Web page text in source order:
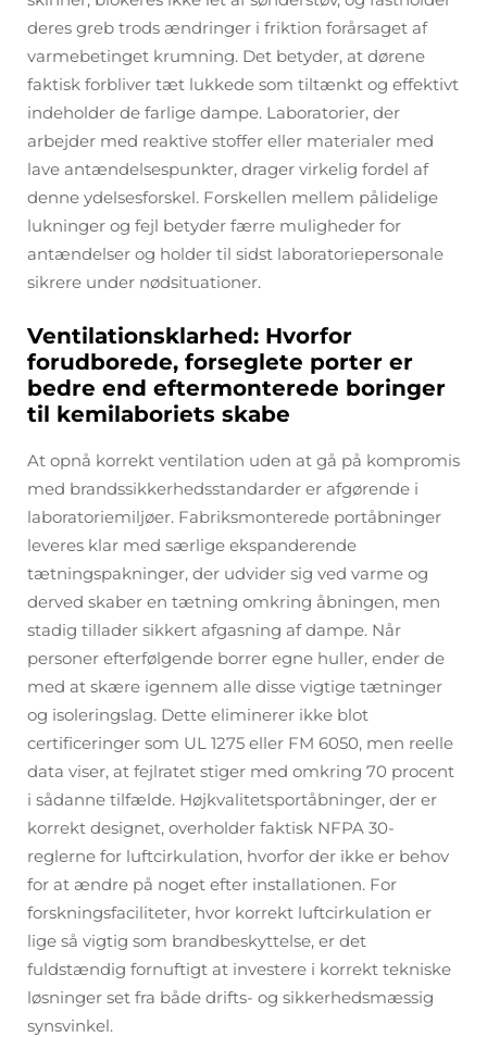
deres greb trods ændringer i friktion forårsaget af
varmebetinget krumning. Det betyder, at dørene
faktisk forbliver tæt lukkede som tiltænkt og effektivt
indeholder de farlige dampe. Laboratorier, der
arbejder med reaktive stoffer eller materialer med
lave antændelsespunkter, drager virkelig fordel af
denne ydelsesforskel. Forskellen mellem pålidelige
lukninger og fejl betyder færre muligheder for
antændelser og holder til sidst laboratoriepersonale
sikrere under nødsituationer.
Ventilationsklarhed: Hvorfor
forudborede, forseglete porter er
bedre end eftermonterede boringer
til kemilaboriets skabe
At opnå korrekt ventilation uden at gå på kompromis
med brandssikkerhedsstandarder er afgørende i
laboratoriemiljøer. Fabriksmonterede portåbninger
leveres klar med særlige ekspanderende
tætningspakninger, der udvider sig ved varme og
derved skaber en tætning omkring åbningen, men
stadig tillader sikkert afgasning af dampe. Når
personer efterfølgende borrer egne huller, ender de
med at skære igennem alle disse vigtige tætninger
og isoleringslag. Dette eliminerer ikke blot
certificeringer som UL 1275 eller FM 6050, men reelle
data viser, at fejlratet stiger med omkring 70 procent
i sådanne tilfælde. Højkvalitetsportåbninger, der er
korrekt designet, overholder faktisk NFPA 30-
reglerne for luftcirkulation, hvorfor der ikke er behov
for at ændre på noget efter installationen. For
forskningsfaciliteter, hvor korrekt luftcirkulation er
lige så vigtig som brandbeskyttelse, er det
fuldstændig fornuftigt at investere i korrekt tekniske
løsninger set fra både drifts- og sikkerhedsmæssig
synsvinkel.